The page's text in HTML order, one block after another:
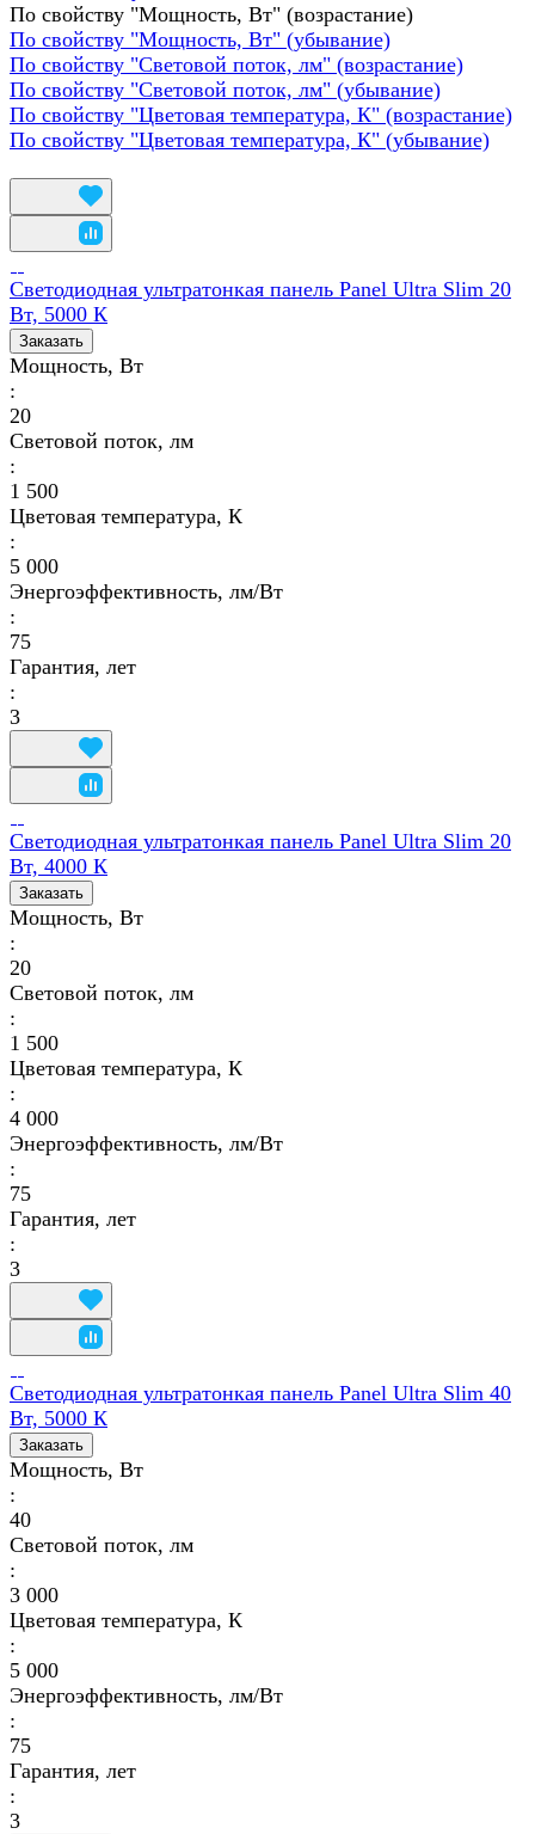
По свойству "Мощность, Вт" (возрастание)
По свойству "Мощность, Вт" (убывание)
По свойству "Световой поток, лм" (возрастание)
По свойству "Световой поток, лм" (убывание)
По свойству "Цветовая температура, К" (возрастание)
По свойству "Цветовая температура, К" (убывание)
Светодиодная ультратонкая панель Panel Ultra Slim 20
Вт, 5000 К
Заказать
Мощность, Вт
:
20
Световой поток, лм
:
1 500
Цветовая температура, К
:
5 000
Энергоэффективность, лм/Вт
:
75
Гарантия, лет
:
3
Светодиодная ультратонкая панель Panel Ultra Slim 20
Вт, 4000 К
Заказать
Мощность, Вт
:
20
Световой поток, лм
:
1 500
Цветовая температура, К
:
4 000
Энергоэффективность, лм/Вт
:
75
Гарантия, лет
:
3
Светодиодная ультратонкая панель Panel Ultra Slim 40
Вт, 5000 К
Заказать
Мощность, Вт
:
40
Световой поток, лм
:
3 000
Цветовая температура, К
:
5 000
Энергоэффективность, лм/Вт
:
75
Гарантия, лет
:
3